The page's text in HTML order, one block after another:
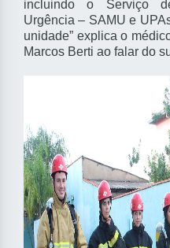
incluindo o Serviço
Urgência – SAMU e
unidade” explica o
Marcos Berti ao falar do